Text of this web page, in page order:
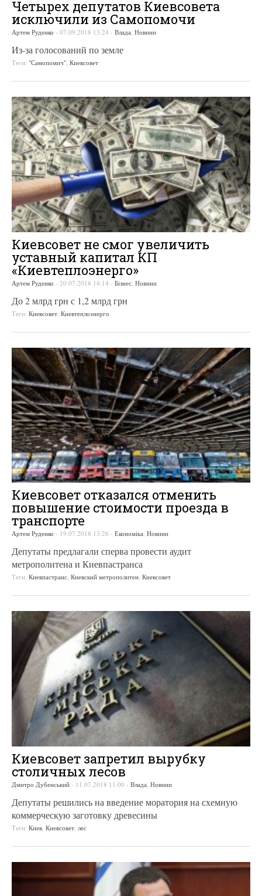
Четырех депутатов Киевсовета
исключили из Самопомочи
Артем Руденко - 07.09.2018 13:24 - Влада, Новини
Из-за голосований по земле
Теги: "Самопомич", Киевсовет
Киевсовет не смог увеличить
уставный капитал КП
«Киевтеплоэнерго»
Артем Руденко - 20.07.2018 18:14 - Бізнес Новини
До 2 млрд грн с 1,2 млрд грн
Теги: Киевсовет Киевтеплоэнерго
Киевсовет отказался отменить
повышение стоимости проезда в
транспорте
Артем Руденко - 19.07.2018 13:26 - Економіка, Новини
Депутаты предлагали сперва провести аудит
метрополитена и Киевпастранса
Теги: Киевпастранс, Киевский метрополитен, Киевсовет
Киевсовет запретил вырубку
столичных лесов
Дмитро Дубенський - 11.07.2018 11:00 - Влада, Новини
Депутаты решились на введение моратория на схемную
коммерческую заготовку древесины
Теги: Киев, Киевсовет, лес